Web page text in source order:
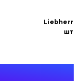
Liebherr
шт